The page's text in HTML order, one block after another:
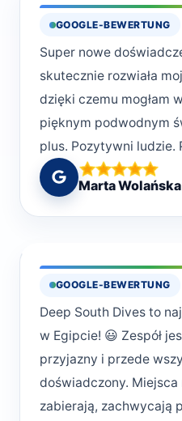
GOOGLE-BEWERTUNG
Super nowe
skutecznie rozwiała
dzięki czemu mogłam
pięknym podwodnym
plus. Pozytywni ludzie.
Marta Wolańska
GOOGLE-BEWERTUNG
Deep South Dives to
w Egipcie! 😃 Zespół
przyjazny i przede
doświadczony.
zabierają, zachwycają